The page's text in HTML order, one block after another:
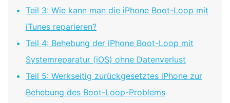
Teil 3: Wie kann man die iPhone Boot-Loop mit
iTunes reparieren?
Teil 4: Behebung der iPhone Boot-Loop mit
Systemreparatur (iOS) ohne Datenverlust
Teil 5: Werkseitig zurückgesetztes iPhone zur
Behebung des Boot-Loop-Problems